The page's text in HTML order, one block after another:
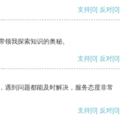
支持[0] 反对[0]
领我探索知识的奥秘。
支持[0] 反对[0]
遇到问题都能及时解决，服务态度非常
支持[0] 反对[0]